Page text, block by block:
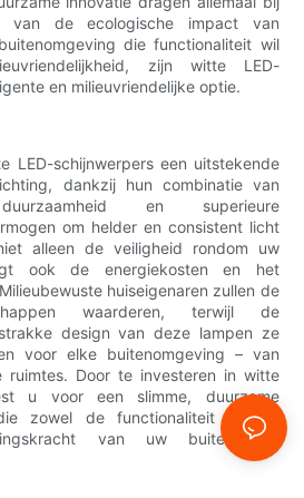
van de ecologische impact van
die functionaliteit wil
zijn witte LED-
en milieuvriendelijke optie.
LED-schijnwerpers een uitstekende
dankzij hun combinatie van
duurzaamheid en superieure
om helder en consistent licht
alleen de veiligheid rondom uw
ook de energiekosten en het
huiseigenaren zullen de
waarderen, terwijl de
design van deze lampen ze
voor elke buitenomgeving – van
ruimtes. Door te investeren in witte
u voor een slimme, duurzame
zowel de functionaliteit als de
van uw buitenruimte